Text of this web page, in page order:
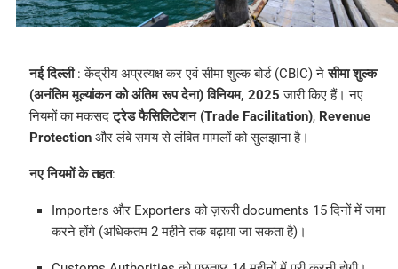
नई दिल्ली: केंद्रीय अप्रत्यक्ष कर एवं सीमा शुल्क बोर्ड (CBIC) नेसीमा शुल्क
(अनंतिम मूल्यांकन को अंतिम रूप देना) विनियम, 2025 जारी किए हैं। नए
नियमों का मकसदट्रेड फैसिलिटेशन (Trade Facilitation), Revenue
Protectionऔर लंबे समय से लंबित मामलों को सुलझाना है।
नए नियमों के तहत:
Importers और Exporters को ज़रूरी documents 15 दिनों में जमा
करने होंगे (अधिकतम 2 महीने तक बढ़ाया जा सकता है)।